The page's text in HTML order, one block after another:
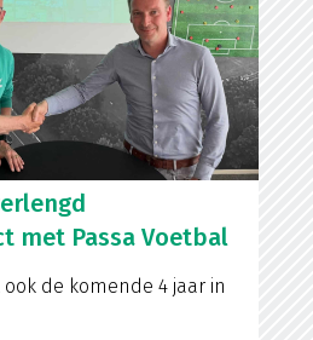
met Passa Voetbal
de komende 4 jaar in